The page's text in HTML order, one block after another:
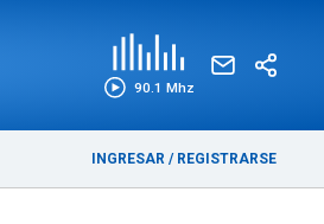
90.1 Mhz
INGRESAR / REGISTRARSE